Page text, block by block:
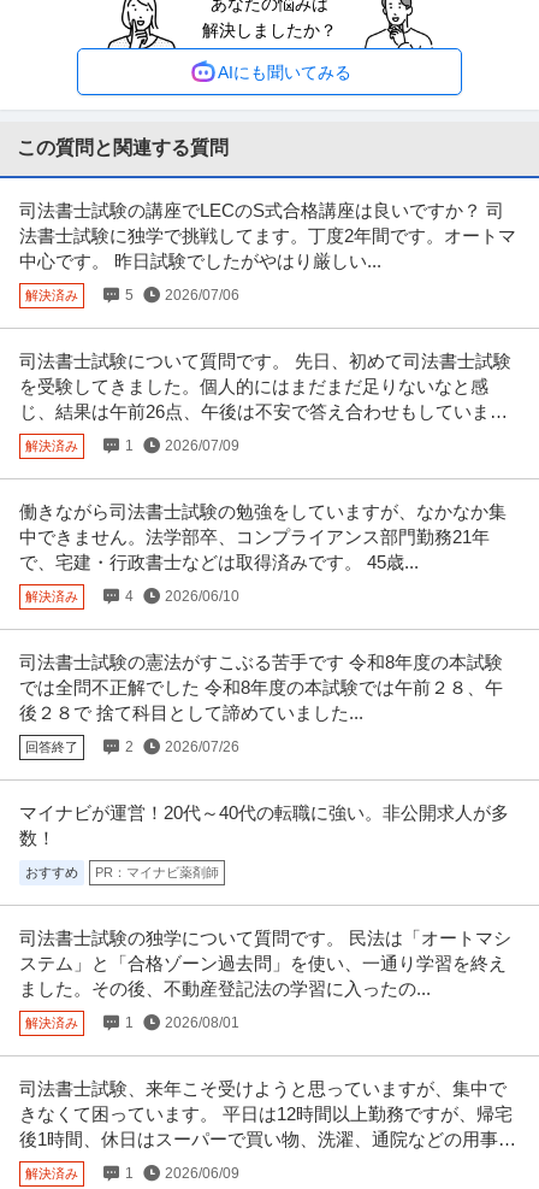
中野／設備管理／メガロス施設のメンテナンス担当／残業月15h
以内／土日祝休・夜勤無／福利厚生充実
野村不動産ライフ＆スポーツ株式会社
学歴不問
年収400万円〜700万円
ンテナンス担当》残業月15h…続きを見る
法人営業 ／ 「未経験歓迎」異業種からの転職者多数！不動産仕入
れ営業職（BtoB）東証プライム上場グループ残業月平均10h未
満・年休128日以上可
株式会社ハウスドゥ・ジャパン
新着 未経験OK 東証一部上場企業 高収入
年収800万円
【職種】営業＞法人営業 【業種】不動産＞デベロッパー ※会員属性などに応
じ、当該求人をビズリーチ上…続きを見る
提供：ビズリーチ
建築設計 ／ 分譲住宅設計（東証プライム上場／完全週休2日／ワ
ークライフバランス充実）
ケイアイスター不動産株式会社
年収800万円〜1,100万円
【職種】建築・土木＞建築設計 【業種】建設＞建設・建築・土木 ※会員属性
などに応じ、当該求人をビズ…続きを見る
資・AM事業」の中枢／ 私募リートのさらなる拡大を財務経理か
ら支えるマネージャーを募集します
株式会社オープンハウスグループ
完全週休2日制 土日休み 資格取得支援制度
年収800万円〜1,000万円
【職種】管理＞経理（財務会計） 【業種】建設＞建設・建築・土木 ※会員属
提供：ビズリーチ
東京メトロ／不動産開発における建築PJマネジメント・設計／首
都東京のインフラ直結の不動産開発
東京地下鉄株式会社
新着 正社員 交通費支給 昇給あり 在宅ワーク
年収570万円〜700万円
東京地下鉄株式会社 【東京メトロ】不動産開発における建築PJマネジメン
ト・設計／首都東京のインフラ…続きを見る
／用地仕入～企画・販売まで一貫／年収1000万可／完全週休2日
株式会社FDS
新着 正社員 U・IターンOK 自社サービス 駅チカ
年収800万円〜2,000万円
【職種】営業＞法人営業 【業種】建設＞建設・建築・土木 ※会員属性などに
あなたの悩みは
解決しましたか？
AIにも聞いてみる
この質問と関連する質問
司法書士試験の講座でLECのS式合格講座は良いですか？ 司
法書士試験に独学で挑戦してます。丁度2年間です。オートマ
中心です。 昨日試験でしたがやはり厳しい...
解決済み 5 2026/07/06
司法書士試験について質問です。 先日、初めて司法書士試験
を受験してきました。個人的にはまだまだ足りないなと感
じ、結果は午前26点、午後は不安で答え合わせもしていませ
ん。
解決済み 1 2026/07/09
働きながら司法書士試験の勉強をしていますが、なかなか集
中できません。法学部卒、コンプライアンス部門勤務21年
で、宅建・行政書士などは取得済みです。 45歳...
解決済み 4 2026/06/10
司法書士試験の憲法がすこぶる苦手です 令和8年度の本試験
では全問不正解でした 令和8年度の本試験では午前２８、午
後２８で 捨て科目として諦めていました...
回答終了 2 2026/07/26
マイナビが運営！20代～40代の転職に強い。非公開求人が多
数！
おすすめ PR：マイナビ薬剤師
司法書士試験の独学について質問です。 民法は「オートマシ
ステム」と「合格ゾーン過去問」を使い、一通り学習を終え
ました。その後、不動産登記法の学習に入ったの...
解決済み 1 2026/08/01
司法書士試験、来年こそ受けようと思っていますが、集中で
きなくて困っています。 平日は12時間以上勤務ですが、帰宅
後1時間、休日はスーパーで買い物、洗濯、通院などの用事以
外は1日中勉強時間があります。
解決済み 1 2026/06/09